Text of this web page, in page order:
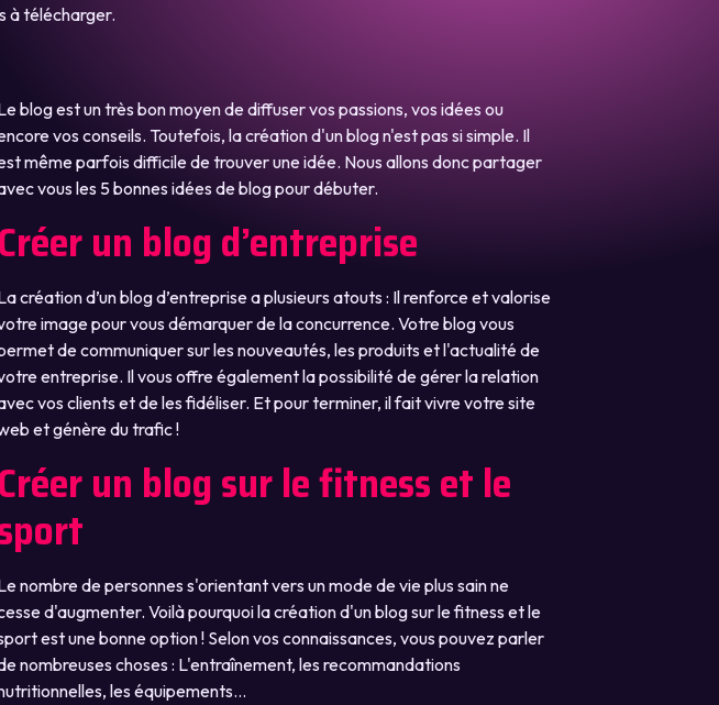
à télécharger.
blog est un très bon moyen de diffuser vos passions, vos idées ou
vos conseils. Toutefois, la création d'un blog n'est pas si simple. Il
même parfois difficile de trouver une idée. Nous allons donc partager
vous les 5 bonnes idées de blog pour débuter.
Créer un blog d’entreprise
création d’un blog d’entreprise a plusieurs atouts : Il renforce et valorise
image pour vous démarquer de la concurrence. Votre blog vous
de communiquer sur les nouveautés, les produits et l'actualité de
entreprise. Il vous offre également la possibilité de gérer la relation
vos clients et de les fidéliser. Et pour terminer, il fait vivre votre site
et génère du trafic !
Créer un blog sur le fitness et le
nombre de personnes s'orientant vers un mode de vie plus sain ne
d'augmenter. Voilà pourquoi la création d'un blog sur le fitness et le
est une bonne option ! Selon vos connaissances, vous pouvez parler
nombreuses choses : L'entraînement, les recommandations
les équipements...